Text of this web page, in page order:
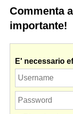
Commenta
importante!
E' necessario